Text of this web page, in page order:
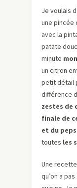
Je voulais
une pincée
avec la
patate
minute
un citron
petit détail
différence
zestes de
finale de
et du
toutes les
Une
qu’on a